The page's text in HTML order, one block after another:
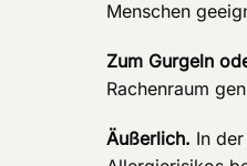
Menschen
Zum Gurgeln
Rachenraum
Äußerlich. In